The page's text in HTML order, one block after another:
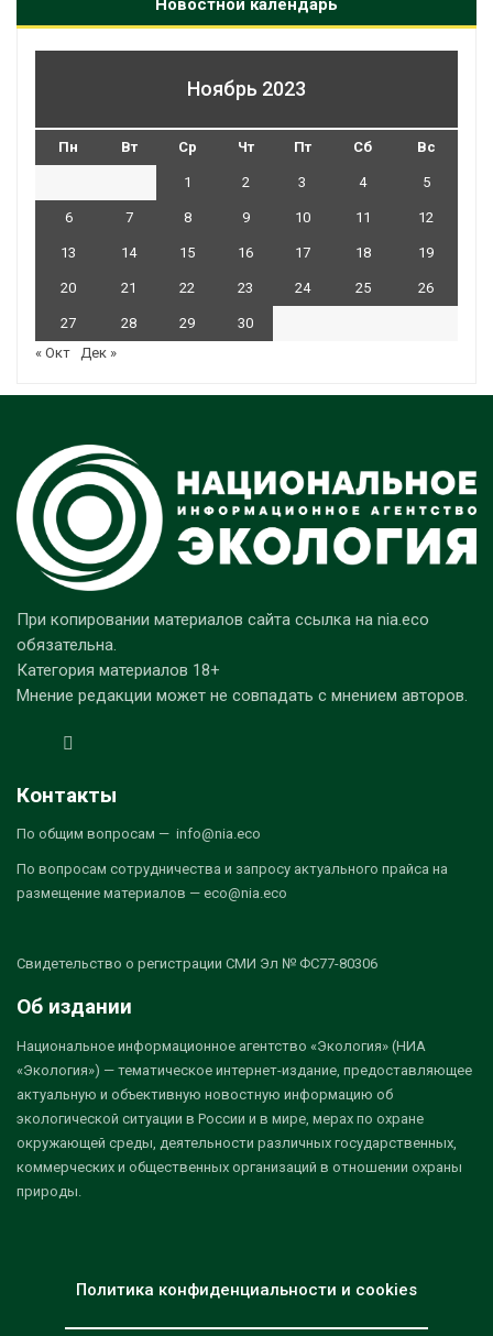
Новостной календарь
Ноябрь 2023
Пн Вт Ср Чт Пт Сб Вс
1 2 3 4 5
6 7 8 9 10 11 12
13 14 15 16 17 18 19
20 21 22 23 24 25 26
27 28 29
30
« Окт Дек »
При копировании материалов сайта ссылка на nia.eco
обязательна.
Категория материалов 18+
Мнение редакции может не совпадать с мнением авторов.
Контакты
По общим вопросам — info@nia.eco
По вопросам сотрудничества и запросу актуального прайса на
размещение материалов — eco@nia.eco
Свидетельство о регистрации СМИ Эл № ФС77-80306
Об издании
Национальное информационное агентство «Экология» (НИА
«Экология») — тематическое интернет-издание, предоставляющее
актуальную и объективную новостную информацию об
экологической ситуации в России и в мире, мерах по охране
окружающей среды, деятельности различных государственных,
коммерческих и общественных организаций в отношении охраны
природы.
Политика конфиденциальности и cookies